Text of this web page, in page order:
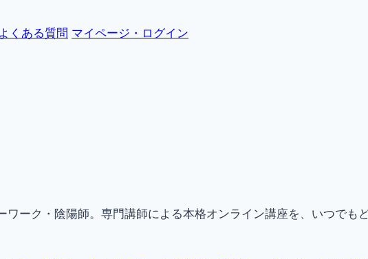
よくある質問 マイページ・ログイン
ーク・陰陽師。専門講師による本格オンライン講座を、いつでも